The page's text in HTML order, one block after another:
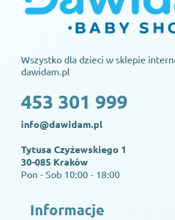
Wszystko dla dzieci w sklepie
dawidam.pl
453 301 999
info@dawidam.pl
Tytusa Czyżewskiego 1
30-085 Kraków
Pon - Sob 10:00 - 18:00
Informacje